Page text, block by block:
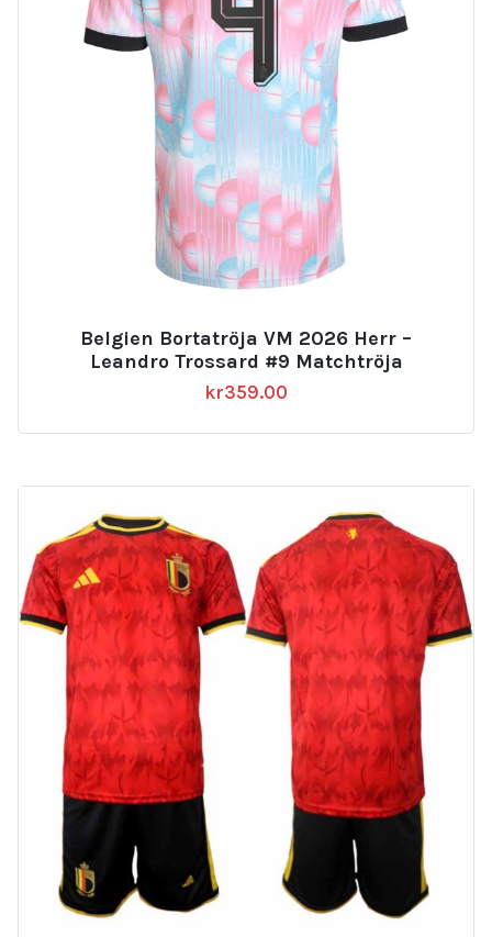
Belgien Bortatröja VM 2026 Herr –
Leandro Trossard #9 Matchtröja
kr359.00